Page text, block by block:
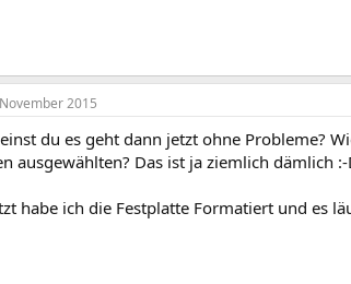
2015
du es geht dann jetzt ohne Probleme?
ausgewählten? Das ist ja ziemlich dämlich :-
habe ich die Festplatte Formatiert und es